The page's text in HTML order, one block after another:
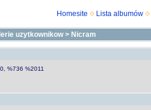
Homesite
Lista albumów
uzytkownikow> Nicram
%736 %2011